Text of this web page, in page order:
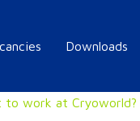
Downloads
to work at Cryoworld?